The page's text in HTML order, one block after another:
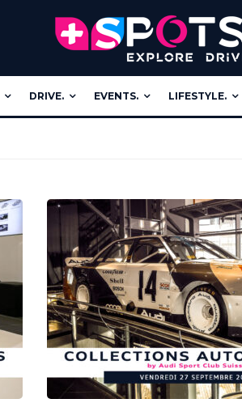
DRIVE. EVENTS. LIFESTYLE.